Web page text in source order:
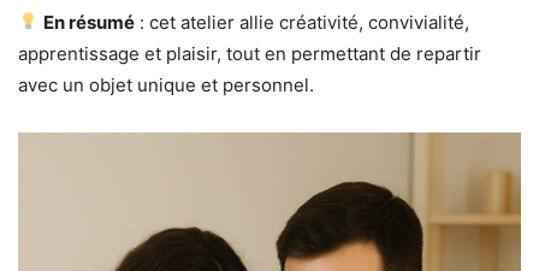
En résumé : cet atelier allie créativité, convivialité,
apprentissage et plaisir, tout en permettant de repartir
avec un objet unique et personnel.